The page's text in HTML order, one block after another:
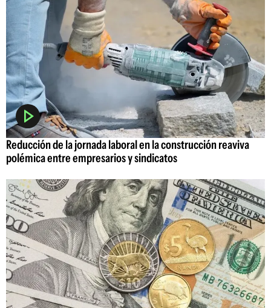
Reducción de la jornada laboral en la construcción reaviva
polémica entre empresarios y sindicatos